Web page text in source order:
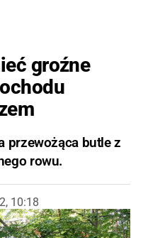
groźne
przewożąca butle z
rowu.
10:18